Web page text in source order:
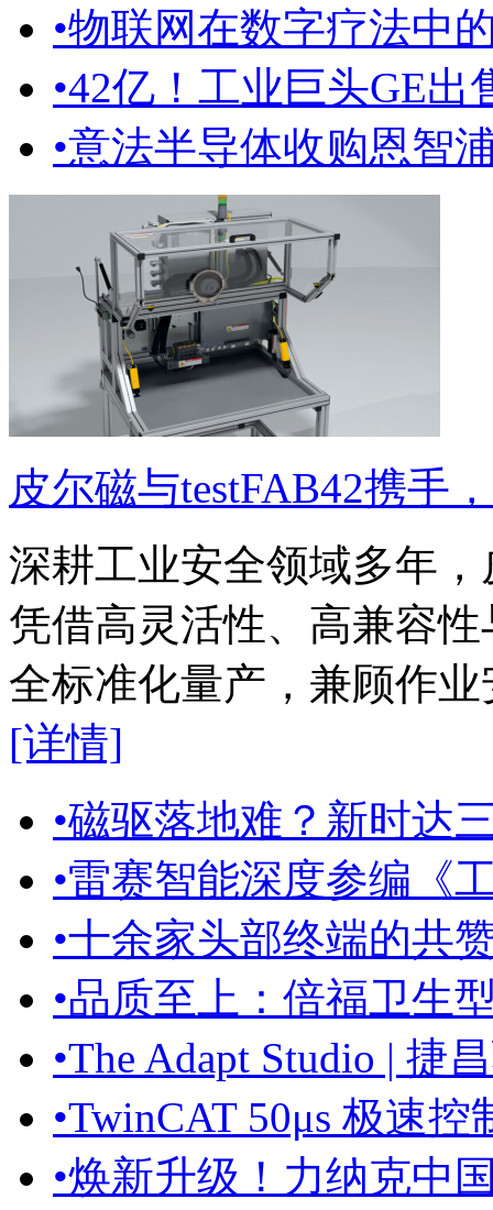
•物联网在数字疗法中
•42亿！工业巨头GE出
•意法半导体收购恩智
皮尔磁与testFAB42携手
深耕工业安全领域多年
凭借高灵活性、高兼容
全标准化量产，兼顾作
[详情]
•磁驱落地难？新时达
•雷赛智能深度参编《
•十余家头部终端的共
•品质至上：倍福卫生
•The Adapt Studio | 捷
•TwinCAT 50μs 极速
•焕新升级！力纳克中